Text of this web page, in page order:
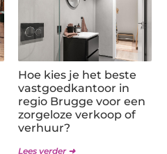
Hoe kies je het beste
vastgoedkantoor in
regio Brugge voor een
zorgeloze verkoop of
verhuur?
Lees verder ➜